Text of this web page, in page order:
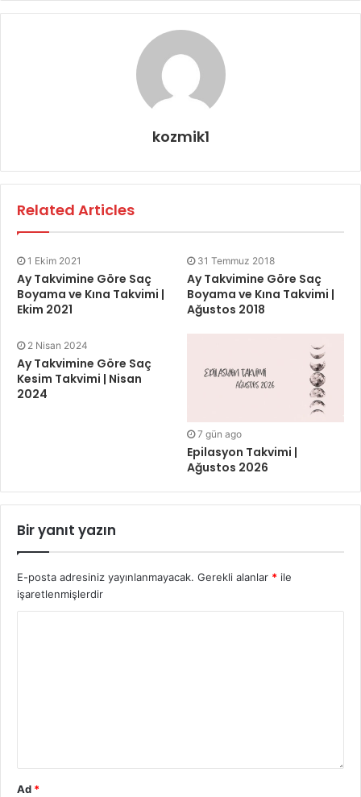
kozmik1
Related Articles
1 Ekim 2021
Ay Takvimine Göre Saç
Boyama ve Kına Takvimi |
Ekim 2021
31 Temmuz 2018
Ay Takvimine Göre Saç
Boyama ve Kına Takvimi |
Ağustos 2018
2 Nisan 2024
Ay Takvimine Göre Saç
Kesim Takvimi | Nisan
2024
7 gün ago
Epilasyon Takvimi |
Ağustos 2026
Bir yanıt yazın
E-posta adresiniz yayınlanmayacak. Gerekli alanlar * ile
işaretlenmişlerdir
Ad *